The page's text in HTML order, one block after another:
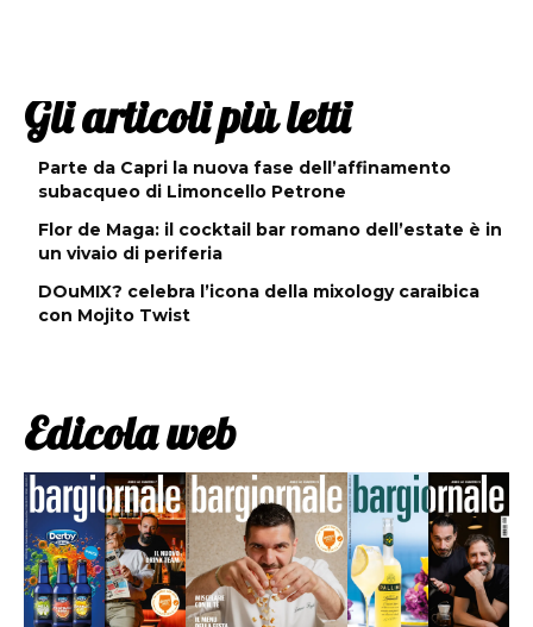
Gli articoli più letti
Parte da Capri la nuova fase dell’affinamento
subacqueo di Limoncello Petrone
Flor de Maga: il cocktail bar romano dell’estate è in
un vivaio di periferia
DOuMIX? celebra l’icona della mixology caraibica
con Mojito Twist
Edicola web